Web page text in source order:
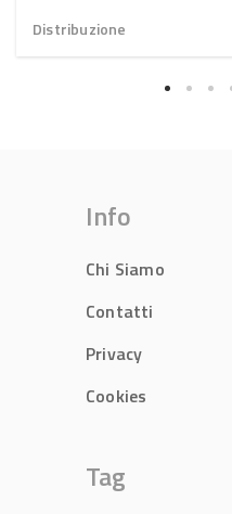
Distribuzione
Info
Chi Siamo
Contatti
Privacy
Cookies
Tag